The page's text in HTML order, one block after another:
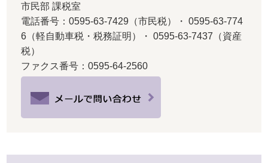
市民部 課税室
電話番号：0595-63-7429（市民税）・ 0595-63-774
6（軽自動車税・税務証明）・ 0595-63-7437（資産
税）
ファクス番号：0595-64-2560